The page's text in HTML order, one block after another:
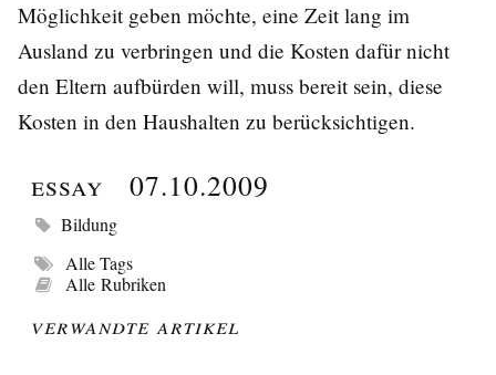
Möglichkeit geben möchte, eine Zeit lang im
Ausland zu verbringen und die Kosten dafür nicht
den Eltern aufbürden will, muss bereit sein, diese
Kosten in den Haushalten zu berücksichtigen.
Essay 07.10.2009
Bildung
Alle Tags
Alle Rubriken
Verwandte Artikel